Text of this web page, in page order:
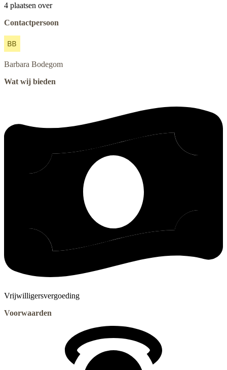
4 plaatsen over
Contactpersoon
Barbara Bodegom
Wat wij bieden
Vrijwilligersvergoeding
Voorwaarden